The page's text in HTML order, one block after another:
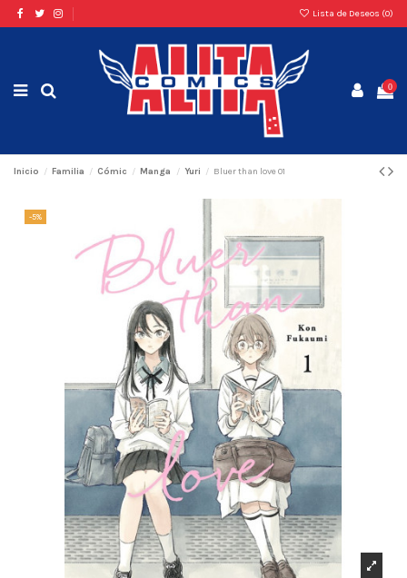
Lista de Deseos (0)
0
Inicio Familia Cómic Manga Yuri Bluer than love 01
-5%